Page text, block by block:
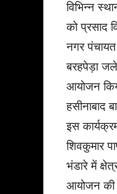
विभिन्न
को प्रसाद
नगर
बरहपेड़ा
आयोजन
हसीनाबाद
इस
शिवकुमार
भंडारे में
आयोजन की